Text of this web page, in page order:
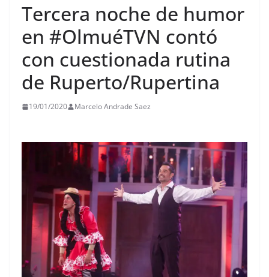
Tercera noche de humor
en #OlmuéTVN contó
con cuestionada rutina
de Ruperto/Rupertina
19/01/2020 Marcelo Andrade Saez